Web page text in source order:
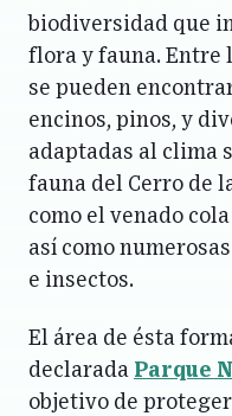
biodiversidad que
flora y fauna. Entre
se pueden
encinos, pinos, y
adaptadas al clima
fauna del Cerro de
como el venado
así como
e insectos.
El área de ésta
declarada Parque
objetivo de